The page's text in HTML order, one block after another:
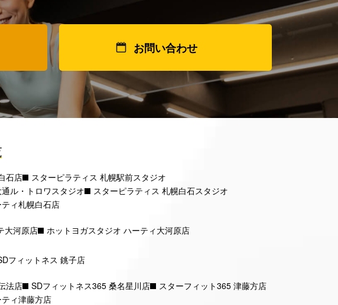
お問い合わせ
石店
スターピラティス 札幌駅前スタジオ
ル・トロワスタジオ
スターピラティス 札幌白石スタジオ
ィ札幌白石店
大河原店 ホットヨガスタジオ ハーティ大河原店
フィットネス 銚子店
法店 SDフィットネス365 桑名星川店
スターフィット365 津藤方店
ィ津藤方店